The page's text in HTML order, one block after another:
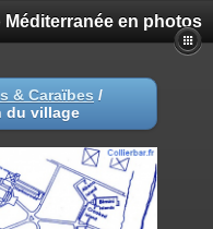
en photos
& Caraïbes /
du village